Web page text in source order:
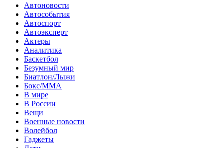
Автоновости
Автособытия
Автоспорт
Автоэксперт
Актеры
Аналитика
Баскетбол
Безумный мир
Биатлон/Лыжи
Бокс/MMA
В мире
В России
Вещи
Военные новости
Волейбол
Гаджеты